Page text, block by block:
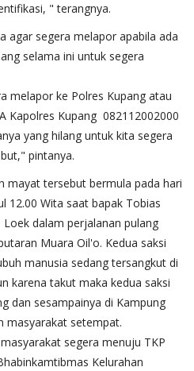
" terangnya.
agar segera melapor apabila ada
selama ini untuk segera
melapor ke Polres Kupang atau
Kapolres Kupang 082112002000
yang hilang untuk kita segera
pintanya.
mayat tersebut bermula pada hari
12.00 Wita saat bapak Tobias
dalam perjalanan pulang
Muara Oil'o. Kedua saksi
manusia sedang tersangkut di
karena takut maka kedua saksi
dan sesampainya di Kampung
masyarakat setempat.
segera menuju TKP
Kelurahan